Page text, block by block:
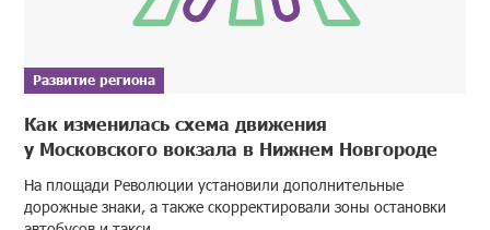
Развитие региона
Как изменилась схема движения
у Московского вокзала в Нижнем Новгороде
На площади Революции установили дополнительные
дорожные знаки, а также скорректировали зоны остановки